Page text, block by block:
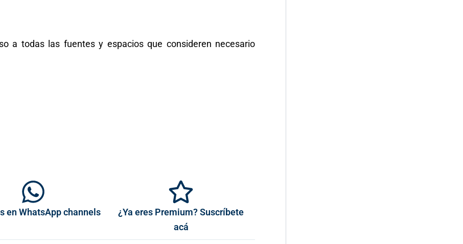
a todas las fuentes y espacios que consideren necesario
en WhatsApp channels
¿Ya eres Premium? Suscríbete
acá